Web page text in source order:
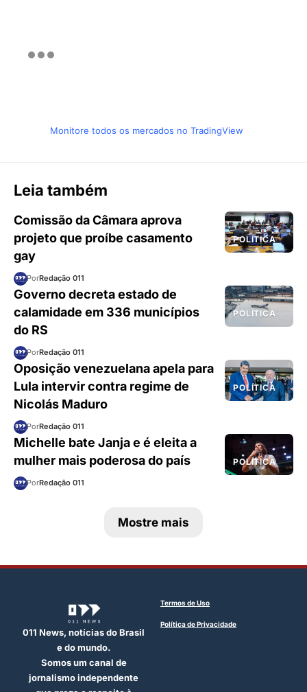
Monitore todos os mercados no TradingView
Leia também
POLÍTICA
Comissão da Câmara aprova
projeto que proíbe casamento
gay
PorRedação 011
POLÍTICA
Governo decreta estado de
calamidade em 336 municípios
do RS
PorRedação 011
POLÍTICA
Oposição venezuelana apela para
Lula intervir contra regime de
Nicolás Maduro
PorRedação 011
POLÍTICA
Michelle bate Janja e é eleita a
mulher mais poderosa do país
PorRedação 011
Mostre mais
011 News, notícias do Brasil
e do mundo.
Somos um canal de
jornalismo independente
Termos de Uso
Política de Privacidade